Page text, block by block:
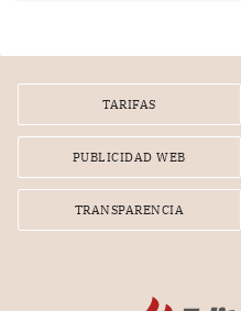
por la frustrada realización
TARIFAS
PUBLICIDAD WEB
TRANSPARENCIA